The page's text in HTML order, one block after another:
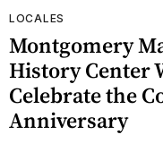
LOCALES
Montgomery
History Center
Celebrate the
Anniversary